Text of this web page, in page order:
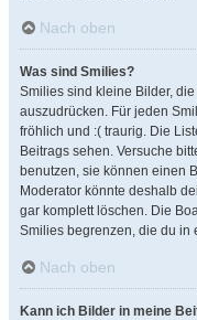
Nach oben
Was sind Smilies?
Smilies sind kleine Bilder,
auszudrücken. Für jeden
fröhlich und :( traurig. Die
Beitrags sehen. Versuche
benutzen, sie können einen
Moderator könnte deshalb
gar komplett löschen. Die
Smilies begrenzen, die du in
Nach oben
Kann ich Bilder in meine